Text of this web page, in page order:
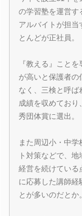
の学習塾を運営す
アルバイトが担当
とんどが正社員。
『教える』こと
が高いと保護者の
なく、三検と呼ば
成績を収めてお
秀団体賞に選出。
また周辺小・中
ト対策などで、
経営を続けている
に応募した講師経
とが多いのだとか。